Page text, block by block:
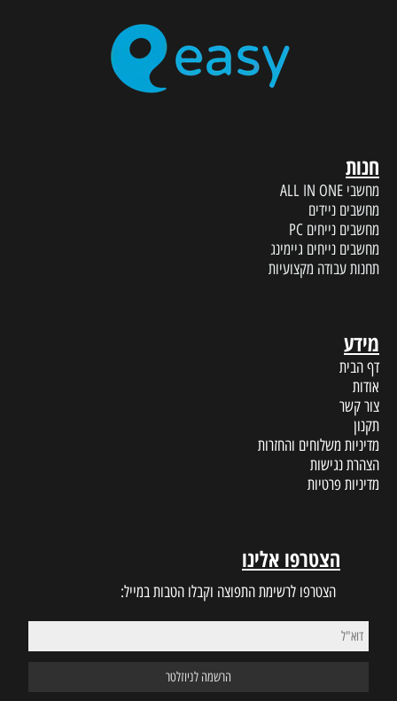
חנות
מחשבי ALL IN ONE
מחשבים ניידים
מחשבים נייחים PC
מחשבים נייחים גיימינג
תחנות עבודה מקצועיות
מידע
דף הבית
אודות
צור קשר
תקנון
מדיניות משלוחים והחזרות
הצהרת נגישות
מדיניות פרטיות
הצטרפו אלינו
הצטרפו לרשימת התפוצה וקבלו הטבות במייל: